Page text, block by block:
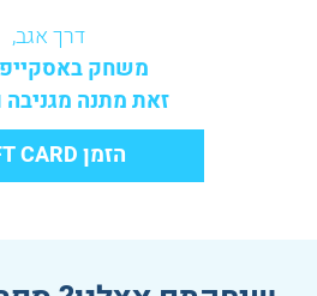
דרך אגב,
משחק
זאת מתנה מגניבה
הזמן GIFT CARD